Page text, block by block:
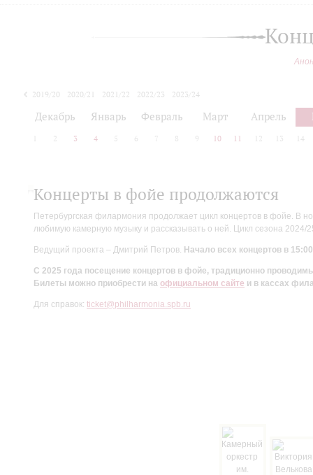
2019/20 2020/21 2021/22 2022/23
2023/24
Декабрь Январь Февраль Март Апрель
2 3 4 5 6 7 8 9 10 11 12 13 14
Концерты в фойе продолжаются
Петербургская филармония продолжает цикл концертов в фойе. В
любимую камерную музыку и рассказывать о ней. Цикл сезона
Ведущий проекта – Дмитрий Петров. Начало всех концертов в
С 2025 года посещение концертов в фойе, традиционно
Билеты можно приобрести на официальном сайте и в кассах
Для справок: ticket@philharmonia.spb.ru